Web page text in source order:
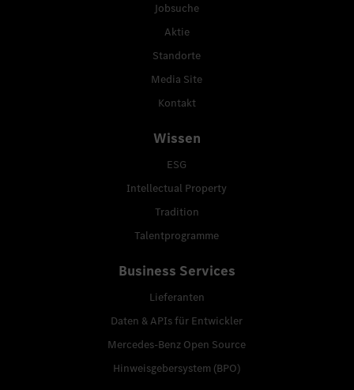
Jobsuche
Aktie
Standorte
Media Site
Kontakt
Wissen
ESG
Intellectual Property
Tradition
Talentprogramme
Business Services
Lieferanten
Daten & APIs für Entwickler
Mercedes-Benz Open Source
Hinweisgebersystem (BPO)